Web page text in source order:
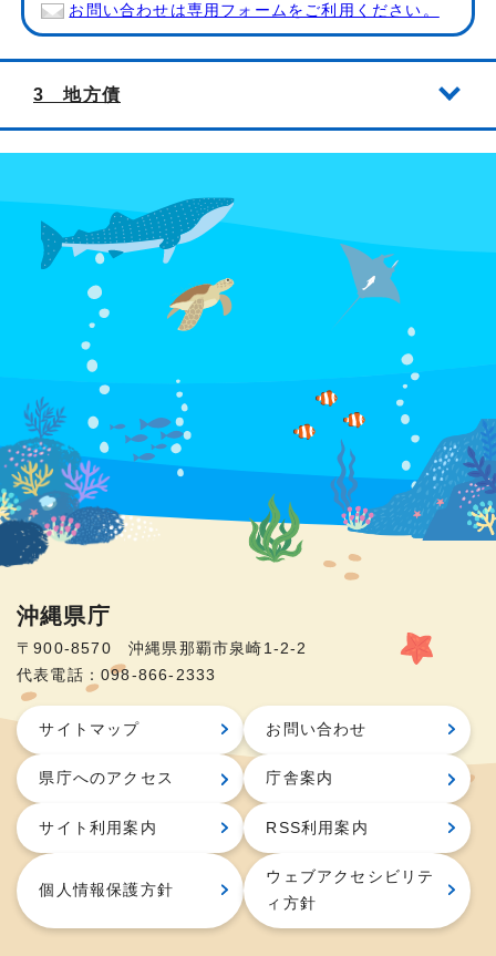
お問い合わせは専用フォームをご利用ください。
3 地方債
沖縄県庁
〒900-8570 沖縄県那覇市泉崎1-2-2
代表電話：098-866-2333
サイトマップ お問い合わせ
県庁へのアクセス 庁舎案内
サイト利用案内 RSS利用案内
個人情報保護方針
ウェブアクセシビリテ
ィ方針